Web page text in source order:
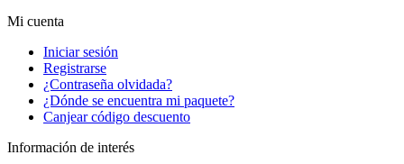
Mi cuenta
Iniciar sesión
Registrarse
¿Contraseña olvidada?
¿Dónde se encuentra mi paquete?
Canjear código descuento
Información de interés